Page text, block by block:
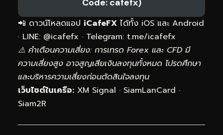
📲 ดาวน์โหลดแอป iCafeFX ได้ทั้ง iOS และ Android
· LINE: @icafefx · Telegram: t.me/icafefx
⚠️ คำเตือนความเสี่ยง: การเทรด Forex และ CFD มี
ความเสี่ยงสูง อาจสูญเสียเงินลงทุนทั้งหมด โปรดศึกษา
และบริหารความเสี่ยงก่อนตัดสินใจลงทุน
เว็บไซต์ในเครือ: XM Signal · SiamLanCard ·
Siam2R